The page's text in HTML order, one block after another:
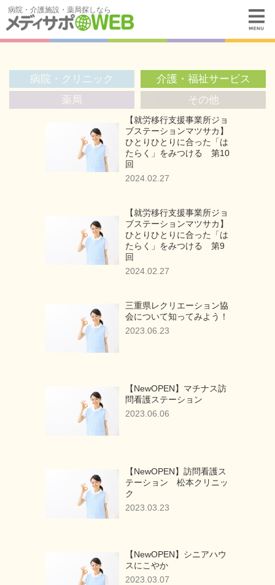
病院・介護施設・薬局探しなら
病院・クリニック
介護・福祉サービス
薬局
その他
【就労移行支援事業所ジョ
ブステーションマツサカ】
ひとりひとりに合った「は
たらく」をみつける 第10
回
2024.02.27
【就労移行支援事業所ジョ
ブステーションマツサカ】
ひとりひとりに合った「は
たらく」をみつける 第9
回
2024.02.27
三重県レクリエーション協
会について知ってみよう！
2023.06.23
【NewOPEN】マチナス訪
問看護ステーション
2023.06.06
【NewOPEN】訪問看護ス
テーション 松本クリニッ
ク
2023.03.23
【NewOPEN】シニアハウ
スにこやか
2023.03.07